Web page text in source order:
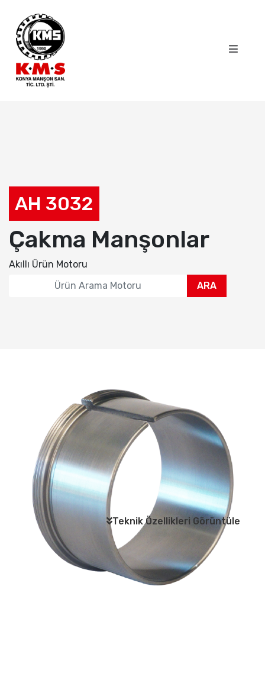
Teknik Özellikleri Görüntüle
AH 3032
Çakma Manşonlar
Akıllı Ürün Motoru
ARA